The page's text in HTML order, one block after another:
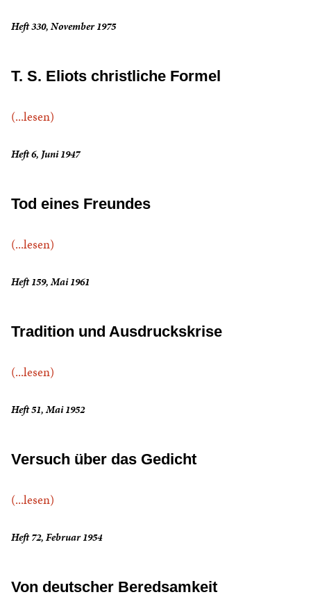
Heft 330, November 1975
T. S. Eliots christliche Formel
(...lesen)
Heft 6, Juni 1947
Tod eines Freundes
(...lesen)
Heft 159, Mai 1961
Tradition und Ausdruckskrise
(...lesen)
Heft 51, Mai 1952
Versuch über das Gedicht
(...lesen)
Heft 72, Februar 1954
Von deutscher Beredsamkeit